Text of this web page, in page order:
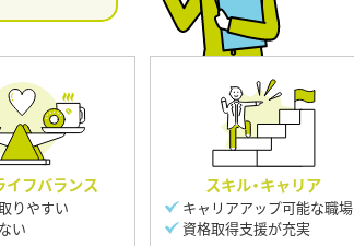
イフバランス
りやすい
い
スキル・キャリア
キャリアアップ可能な職場
資格取得支援が充実